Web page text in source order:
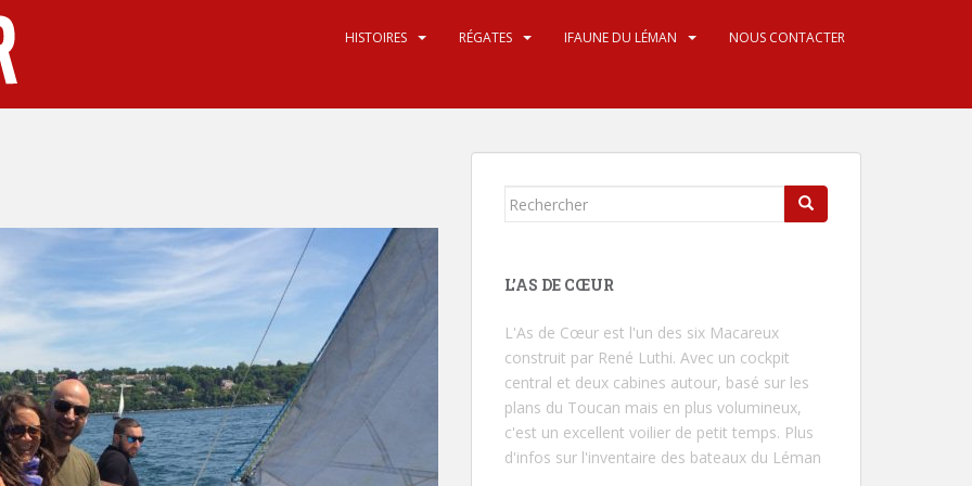
HISTOIRES RÉGATES IFAUNE DU LÉMAN NOUS CONTACTER
Rechercher...
L’AS DE CŒUR
L'As de Cœur est l'un des six Macareux
construit par René Luthi. Avec un cockpit
central et deux cabines autour, basé sur les
plans du Toucan mais en plus volumineux,
c'est un excellent voilier de petit temps. Plus
d'infos sur l'inventaire des bateaux du Léman